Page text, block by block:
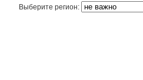
Выберите регион: